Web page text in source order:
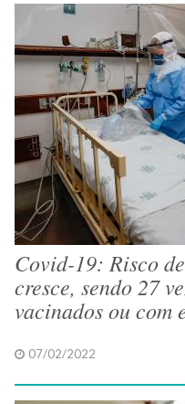
Covid-19: Risco
cresce, sendo 27
vacinados ou com
07/02/2022